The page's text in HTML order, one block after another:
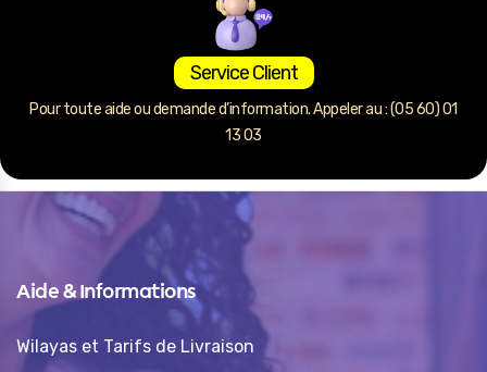
Service Client
Pour toute aide ou demande d’information. Appeler au : (05 60) 01
13 03
Aide & Informations
Wilayas et Tarifs de Livraison